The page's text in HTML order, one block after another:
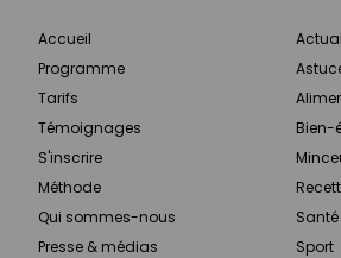
Accueil
Programme
Tarifs
Témoignages
S'inscrire
Méthode
Qui sommes-nous
Presse & médias
Bien-
Santé
Sport